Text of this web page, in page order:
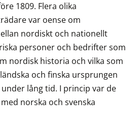
1809. Flera olika
var oense om
nordiskt och nationellt
personer och bedrifter som
nordisk historia och vilka som
och finska ursprungen
lång tid. I princip var de
norska och svenska